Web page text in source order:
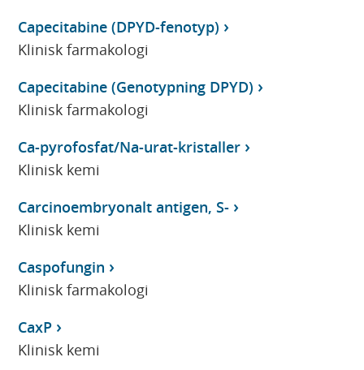
Capecitabine (DPYD-fenotyp)
Klinisk farmakologi
Capecitabine (Genotypning DPYD)
Klinisk farmakologi
Ca-pyrofosfat/Na-urat-kristaller
Klinisk kemi
Carcinoembryonalt antigen, S-
Klinisk kemi
Caspofungin
Klinisk farmakologi
CaxP
Klinisk kemi